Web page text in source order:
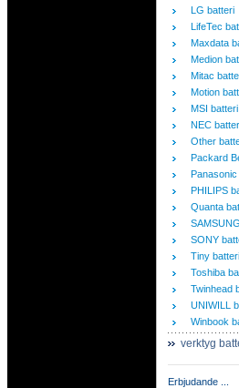
LG batteri
LifeTec
Maxdata
Medion
Mitac
Motion
MSI batteri
NEC
Other
Packard
Panasonic
PHILIPS
Quanta
SONY
Tiny batteri
Toshiba
Twinhead
UNIWILL
Winbook
verktyg
Erbjudande ...